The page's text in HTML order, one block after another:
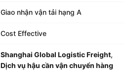
Giao nhận vận tải hạng A
Cost Effective
Shanghai Global Logistic Freight,
Dịch vụ hậu cần vận chuyển hàng